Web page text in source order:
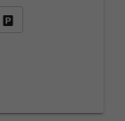
anfordern
Datei, Fahrzeugexposé